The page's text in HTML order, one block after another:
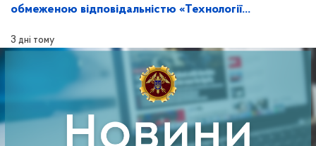
обмеженою відповідальністю «Технології
3 дні тому